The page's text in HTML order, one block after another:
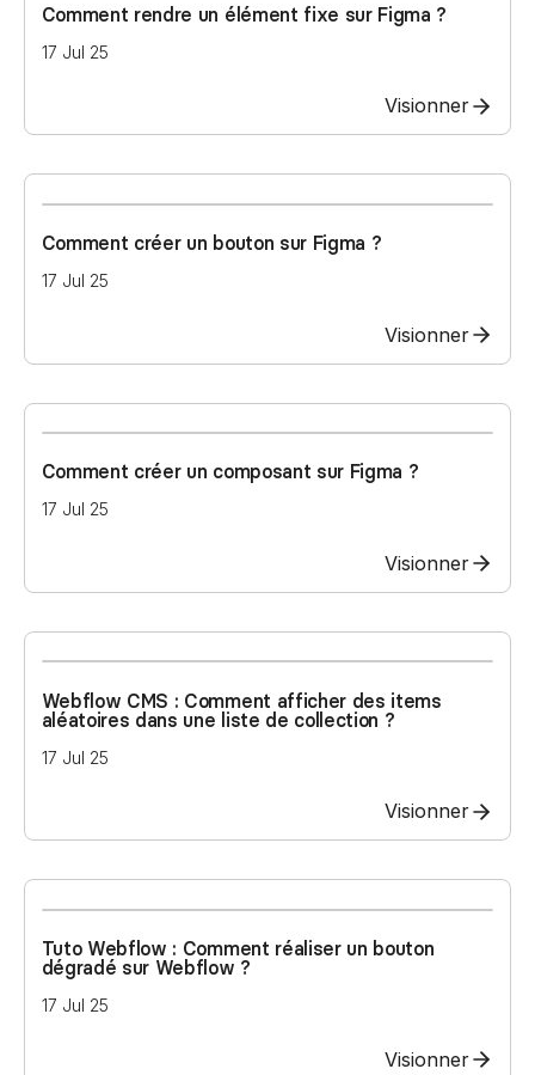
Comment rendre un élément fixe sur Figma ?
17 Jul 25
Visionner
Comment créer un bouton sur Figma ?
17 Jul 25
Visionner
Comment créer un composant sur Figma ?
17 Jul 25
Visionner
Webflow CMS : Comment afficher des items
aléatoires dans une liste de collection ?
17 Jul 25
Visionner
Tuto Webflow : Comment réaliser un bouton
dégradé sur Webflow ?
17 Jul 25
Visionner